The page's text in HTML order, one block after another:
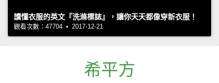
讀懂衣服的英文『洗滌標誌』，讓你天天都像穿新衣服！
觀看次數：47704 • 2017-12-21
希平方